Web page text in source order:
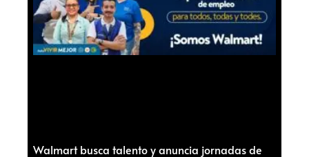
Walmart busca talento y anuncia jornadas de